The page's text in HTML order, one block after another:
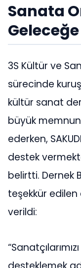
Sanata
3S Kültür ve
sürecinde
kültür sanat
büyük
ederken,
destek
belirtti. Dernek
teşekkür
verildi: